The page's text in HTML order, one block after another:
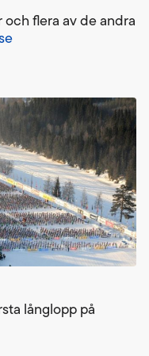
och flera av de andra
långlopp på